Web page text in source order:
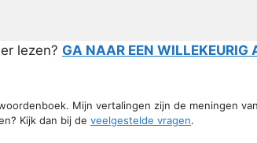
lezen? GA NAAR EEN WILLEKEURIG
Mijn vertalingen zijn de meningen
Kijk dan bij de veelgestelde vragen.